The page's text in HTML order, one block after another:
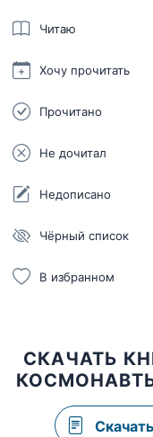
Читаю
Хочу прочитать
Прочитано
Не дочитал
Недописано
Чёрный список
В избранном
СКАЧАТЬ